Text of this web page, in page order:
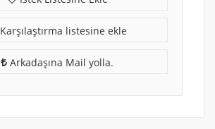
Karşılaştırma listesine ekle
Arkadaşına Mail yolla.